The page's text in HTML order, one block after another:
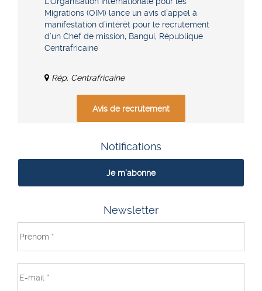
Migrations (OIM) lance un avis d’appel à
manifestation d’intérêt pour le recrutement
d’un Chef de mission, Bangui, République
Centrafricaine
Rép. Centrafricaine
Avis de recrutement
Notifications
Je m'abonne
Newsletter